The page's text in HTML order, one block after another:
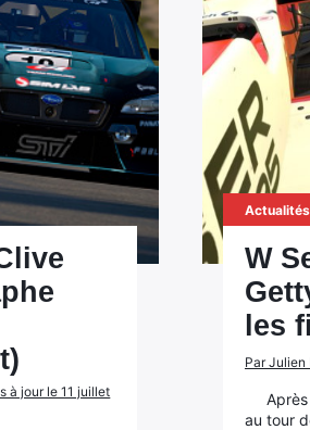
à jour le 11 juillet
Actualités
W
les
Par Julien
au tour